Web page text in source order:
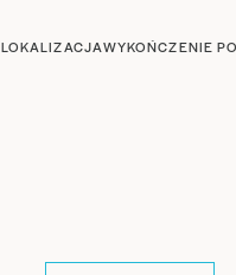
LOKALIZACJAWYKOŃCZENIE